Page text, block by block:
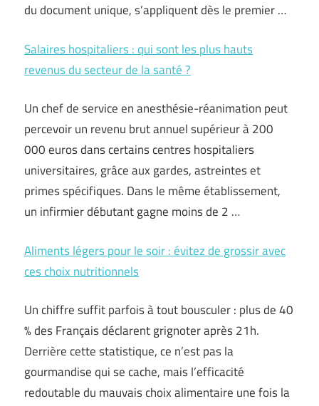
du document unique, s’appliquent dès le premier …
Salaires hospitaliers : qui sont les plus hauts
revenus du secteur de la santé ?
Un chef de service en anesthésie-réanimation peut
percevoir un revenu brut annuel supérieur à 200
000 euros dans certains centres hospitaliers
universitaires, grâce aux gardes, astreintes et
primes spécifiques. Dans le même établissement,
un infirmier débutant gagne moins de 2 …
Aliments légers pour le soir : évitez de grossir avec
ces choix nutritionnels
Un chiffre suffit parfois à tout bousculer : plus de 40
% des Français déclarent grignoter après 21h.
Derrière cette statistique, ce n’est pas la
gourmandise qui se cache, mais l’efficacité
redoutable du mauvais choix alimentaire une fois la